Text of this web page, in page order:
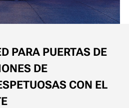
PARA PUERTAS DE
DE
CON EL